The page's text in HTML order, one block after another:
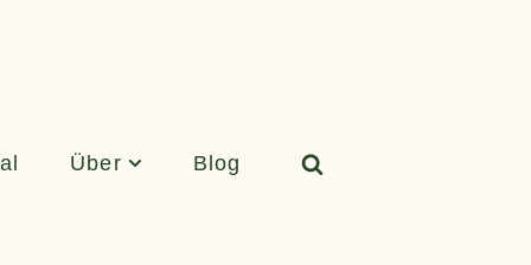
Über Blog